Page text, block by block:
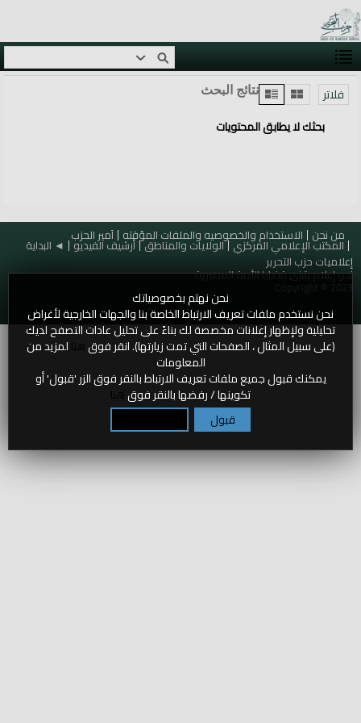
نحن نهتم بخصوصياتك
نحن نستخدم ملفات تعريف الارتباط الخاصة بنا والجهات الخارجية لأغراض
تحليلية ولإظهار إعلانات مخصصة لك بناءً على تحليل عادات التصفح لديك
(على سبيل المثال ، الصفحات التي تمت زيارتها). انقر فوق لمزيد من
المعلومات
يمكنك قبول جميع ملفات تعريف الارتباط بالنقر فوق الزر 'قبول' أو
تكوينها / رفضها بالنقر فوق
قبول
فلاتر نتائج البحث
بحثك لا يطابق المحتويات
من نحن الاستخدام والخصوصيه والملفات المؤقته أمير الحزب
المكتب الإعلامي المركزي الولايات والمناطق أرشيف الفيديو ◄ البداية
إعلاميات حزب التحرير
نحو إعلام يتبنى قضايا الأمة المصيرية
النسخة المكتبية